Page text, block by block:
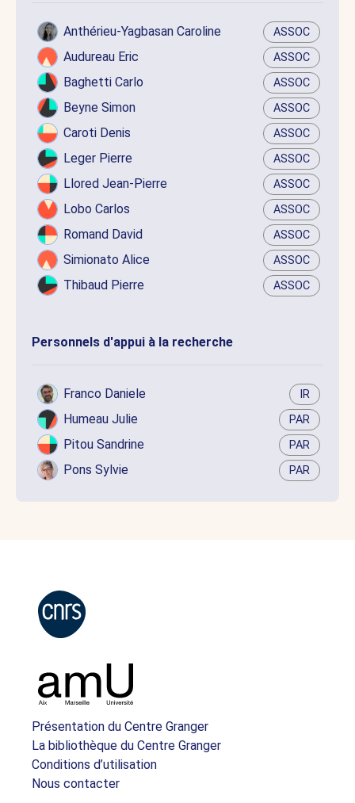
Anthérieu-Yagbasan Caroline ASSOC
Audureau Eric ASSOC
Baghetti Carlo ASSOC
Beyne Simon ASSOC
Caroti Denis ASSOC
Leger Pierre ASSOC
Llored Jean-Pierre ASSOC
Lobo Carlos ASSOC
Romand David ASSOC
Simionato Alice ASSOC
Thibaud Pierre ASSOC
Personnels d'appui à la recherche
Franco Daniele IR
Humeau Julie PAR
Pitou Sandrine PAR
Pons Sylvie PAR
Présentation du Centre Granger
La bibliothèque du Centre Granger
Conditions d’utilisation
Nous contacter